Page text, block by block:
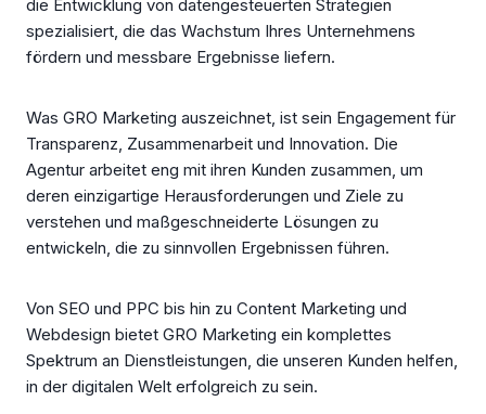
die Entwicklung von datengesteuerten Strategien
spezialisiert, die das Wachstum Ihres Unternehmens
fördern und messbare Ergebnisse liefern.
Was GRO Marketing auszeichnet, ist sein Engagement für
Transparenz, Zusammenarbeit und Innovation. Die
Agentur arbeitet eng mit ihren Kunden zusammen, um
deren einzigartige Herausforderungen und Ziele zu
verstehen und maßgeschneiderte Lösungen zu
entwickeln, die zu sinnvollen Ergebnissen führen.
Von SEO und PPC bis hin zu Content Marketing und
Webdesign bietet GRO Marketing ein komplettes
Spektrum an Dienstleistungen, die unseren Kunden helfen,
in der digitalen Welt erfolgreich zu sein.